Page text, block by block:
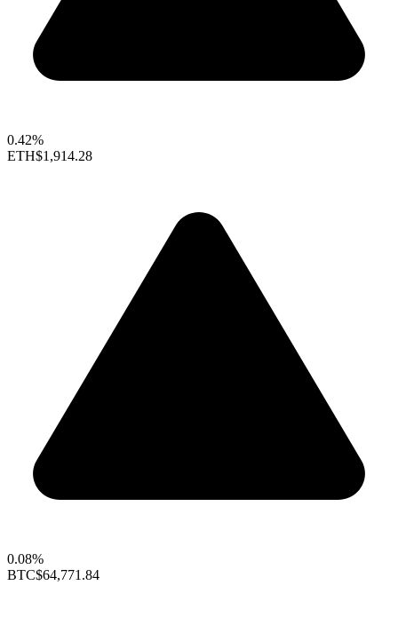
0.42%
ETH$1,914.28
0.08%
BTC$64,771.84